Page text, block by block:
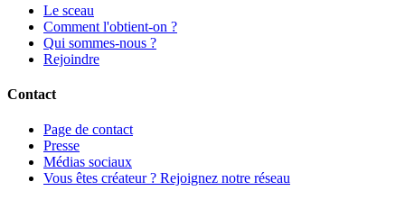
Le sceau
Comment l'obtient-on ?
Qui sommes-nous ?
Rejoindre
Contact
Page de contact
Presse
Médias sociaux
Vous êtes créateur ? Rejoignez notre réseau